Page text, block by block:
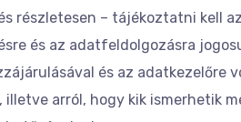
részletesen – tájékoztatni kell
és az adatfeldolgozásra
és az adatkezelőre
arról, hogy kik ismerhetik